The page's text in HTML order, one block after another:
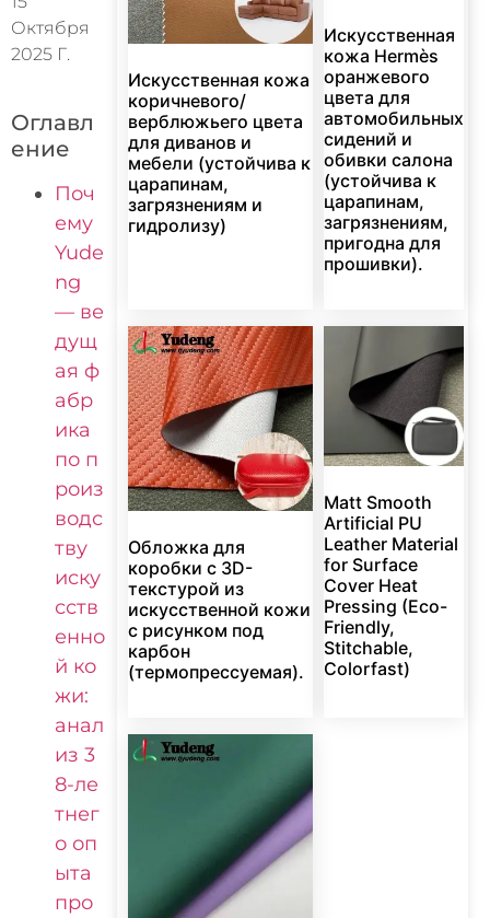
Октября
2025 Г.
Оглавл
ение
Поч
ему
Yude
ng
— ве
дущ
ая ф
абр
ика
по п
роиз
водс
тву
иску
сств
енно
й ко
жи:
анал
из 3
8-ле
тнег
о оп
ыта
про
Искусственная кожа
коричневого/
верблюжьего цвета
для диванов и
мебели (устойчива к
царапинам,
загрязнениям и
гидролизу)
Искусственная
кожа Hermès
оранжевого
цвета для
автомобильных
сидений и
обивки салона
(устойчива к
царапинам,
загрязнениям,
пригодна для
прошивки).
Обложка для
коробки с 3D-
текстурой из
искусственной кожи
с рисунком под
карбон
(термопрессуемая).
Matt Smooth
Artificial PU
Leather Material
for Surface
Cover Heat
Pressing (Eco-
Friendly,
Stitchable,
Colorfast)